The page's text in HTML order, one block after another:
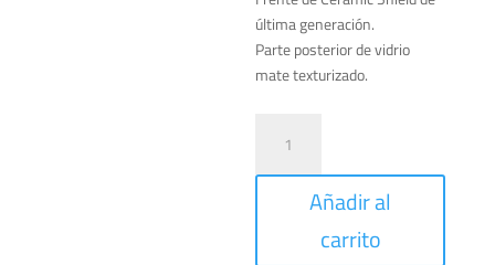
última generación.
Parte posterior de vidrio
mate texturizado.
Pro
Añadir al
carrito